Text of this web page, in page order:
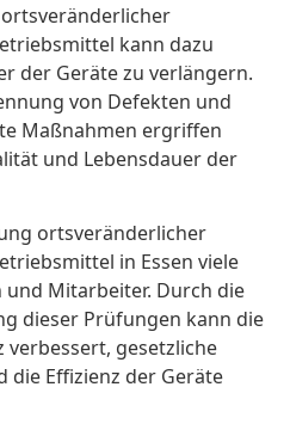
kann dazu
der Geräte zu verlängern.
von Defekten und
Maßnahmen ergriffen
und Lebensdauer der
ortsveränderlicher
in Essen viele
Mitarbeiter. Durch die
dieser Prüfungen kann die
gesetzliche
Effizienz der Geräte